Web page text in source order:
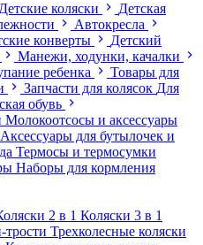
Детские коляски
Детская
Автокресла
конверты
Детский
Манежи, ходунки, качалки
ребенка
Товары для
Запчасти для колясок Для
обувь
Молокоотсосы и аксессуары
Аксессуары для бутылочек и
Термосы и термосумки
Наборы для кормления
2 в 1 Коляски 3 в 1
трости Трехколесные коляски